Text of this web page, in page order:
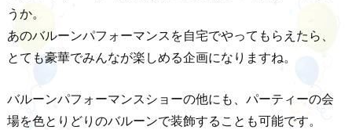
うか。
あのバルーンパフォーマンスを自宅でやってもらえたら、
とても豪華でみんなが楽しめる企画になりますね。
バルーンパフォーマンスショーの他にも、パーティーの会
場を色とりどりのバルーンで装飾することも可能です。